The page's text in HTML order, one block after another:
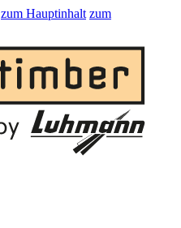
zum Hauptinhalt zum